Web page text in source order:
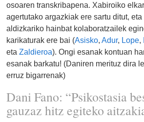
osoaren transkribapena. Xabiroiko
agertutako argazkiak ere sartu ditut,
aldizkariko hainbat kolaboratzailek
karikaturak ere bai (Asisko,Adur, Lope,
etaZaldieroa). Ongi esanak kontuan
esanak barkatu! (Daniren merituz dira
erruz bigarrenak)
Dani Fano: “Psikostasia
gauzaz hitz egiteko